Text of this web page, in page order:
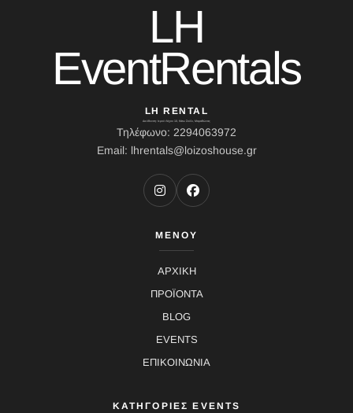
LH
EventRentals
LH RENTAL
Διεύθυνση: Ιερού Λόχου 10, Κάτω Σούλι, Μαραθώνας
Τηλέφωνο: 2294063972
Email: lhrentals@loizoshouse.gr
ΜΕΝΟΥ
ΑΡΧΙΚΗ
ΠΡΟΪΟΝΤΑ
BLOG
EVENTS
ΕΠΙΚΟΙΝΩΝΙΑ
ΚΑΤΗΓΟΡΙΕΣ EVENTS